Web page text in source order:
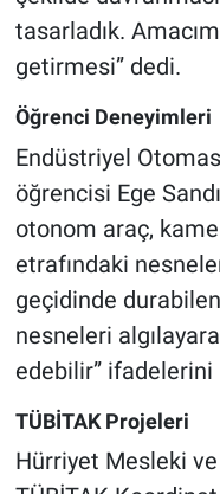
tasarladık.
getirmesi” dedi.
Öğrenci Deneyimleri
Endüstriyel
öğrencisi Ege
otonom araç,
etrafındaki
geçidinde
nesneleri
edebilir” ifadelerini
TÜBİTAK Projeleri
Hürriyet Mesleki